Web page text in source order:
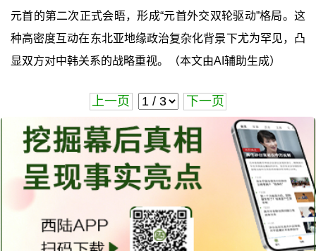
元首的第二次正式会晤，形成“元首外交双轮驱动”格局。这
种高密度互动在东北亚地缘政治复杂化背景下尤为罕见，凸
显双方对中韩关系的战略重视。（本文由AI辅助生成）
上一页 下一页